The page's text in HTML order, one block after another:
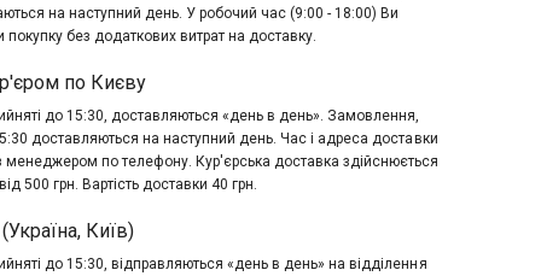
на наступний день. У робочий час (9:00 - 18:00) Ви
без додаткових витрат на доставку.
по Києву
до 15:30, доставляються «день в день». Замовлення,
доставляються на наступний день. Час і адреса доставки
менеджером по телефону. Кур'єрська доставка здійснюється
500 грн. Вартість доставки 40 грн.
Київ)
до 15:30, відправляються «день в день» на відділення